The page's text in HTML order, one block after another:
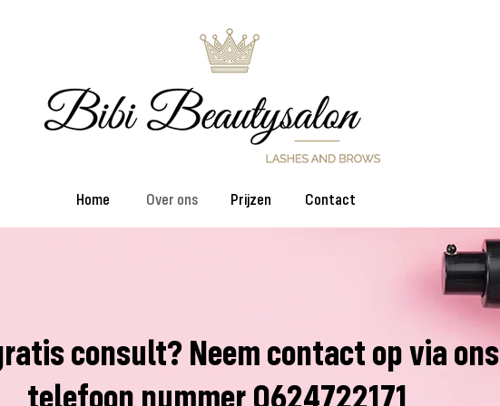
Home Over ons Prijzen Contact
consult? Neem contact op via ons
telefoon nummer 0624722171